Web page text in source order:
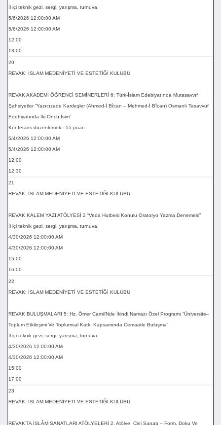
İl içi teknik gezi, sergi, yarışma, turnuva,
5/6/2026 12:00:00 AM
5/6/2026 12:00:00 AM
12:00
13:00
20
REVAK: İSLAM MEDENİYETİ VE ESTETİĞİ KULÜBÜ
REVAK AKADEMİ ÖĞRENCİ SEMİNERLERİ 6: Türk-İslam Edebiyatında Mutasavvıf
Şahsiyetler “Yazıcızade Kardeşler (Ahmed-İ Bîcan – Mehmed-İ Bîcan) Osmanlı Tasavvuf
Edebiyatında İki Öncü İsim”
Konferans düzenlemek - 55 puan
5/4/2026 12:00:00 AM
5/4/2026 12:00:00 AM
12:00
12:30
21
REVAK: İSLAM MEDENİYETİ VE ESTETİĞİ KULÜBÜ
REVAK KALEM YAZI ATÖLYESİ 2 “Veda Hutbesi Konulu Oratoryo Yazma Denemesi”
İl içi teknik gezi, sergi, yarışma, turnuva,
4/30/2026 12:00:00 AM
4/30/2026 12:00:00 AM
15:00
16:00
22
REVAK: İSLAM MEDENİYETİ VE ESTETİĞİ KULÜBÜ
REVAK BULUŞMALARI 5: Hz. Ömer Camii’Nde İkindi Namazı Özel Programı “Üniversite–
Toplum Etkileşimi Ve Toplumsal Katkı Kapsamında Cemaatle Buluşma”
İl içi teknik gezi, sergi, yarışma, turnuva,
4/30/2026 12:00:00 AM
4/30/2026 12:00:00 AM
15:00
17:00
23
REVAK: İSLAM MEDENİYETİ VE ESTETİĞİ KULÜBÜ
REVAK’TA İSLÂM SANATLARI ATÖLYELERİ 2. Atölye: Çini Sanatı – Form, Doku Ve